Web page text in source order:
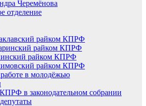
Черемёнова
отделение
райком КПРФ
райком КПРФ
райком КПРФ
райком КПРФ
в молодёжью
в законодательном собрании